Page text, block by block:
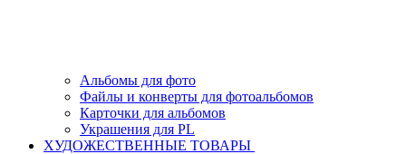
Альбомы для фото
Файлы и конверты для фотоальбомов
Карточки для альбомов
Украшения для PL
ХУДОЖЕСТВЕННЫЕ ТОВАРЫ